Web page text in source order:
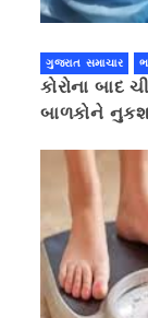
ગુજરાત સમાચાર
કોરોના બાદ
બાળકોને